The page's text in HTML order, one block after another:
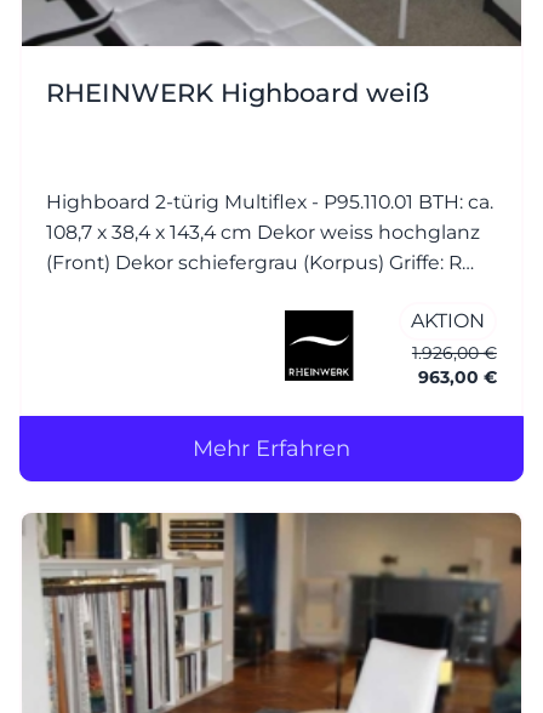
RHEINWERK Highboard weiß
Highboard 2-türig Multiflex - P95.110.01 BTH: ca.
108,7 x 38,4 x 143,4 cm Dekor weiss hochglanz
(Front) Dekor schiefergrau (Korpus) Griffe: R
AKTION
1.926,00 €
963,00 €
Mehr Erfahren